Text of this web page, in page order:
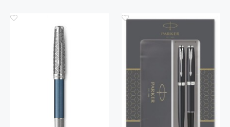
Упаковка
Подарочные сертификаты